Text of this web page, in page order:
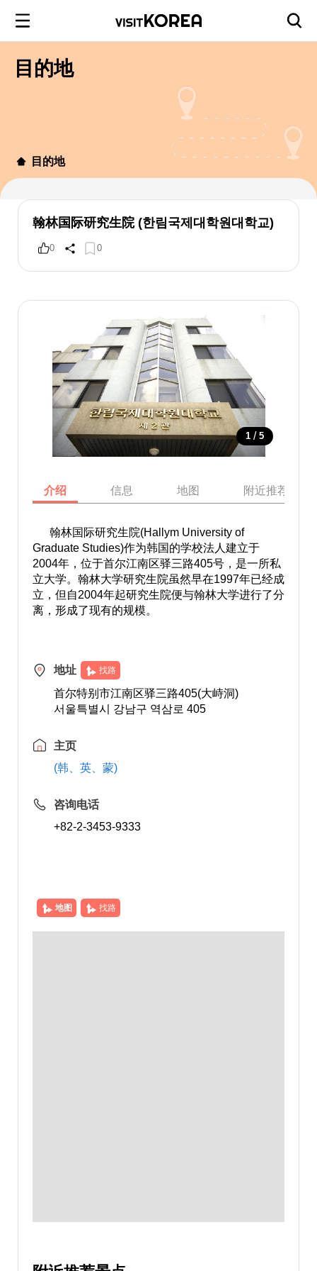
目的地
目的地
翰林国际研究生院 (한림국제대학원대학교)
0 0
1 / 5
介绍 信息 地图 附近推荐景点
翰林国际研究生院(Hallym University of
Graduate Studies)作为韩国的学校法人建立于
2004年，位于首尔江南区驿三路405号，是一所私
立大学。翰林大学研究生院虽然早在1997年已经成
立，但自2004年起研究生院便与翰林大学进行了分
离，形成了现有的规模。
地址 找路
首尔特别市江南区驿三路405(大峙洞)
서울특별시 강남구 역삼로 405
主页
(韩、英、蒙)
咨询电话
+82-2-3453-9333
地图 找路